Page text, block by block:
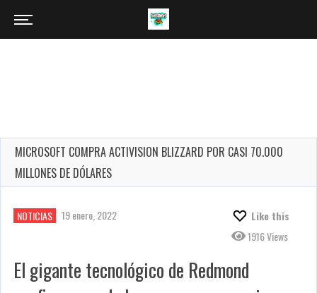
MICROSOFT COMPRA ACTIVISION BLIZZARD POR CASI 70.000
MILLONES DE DÓLARES
NOTICIAS 19 enero, 2022
Like this
1916 Views
El gigante tecnológico de Redmond